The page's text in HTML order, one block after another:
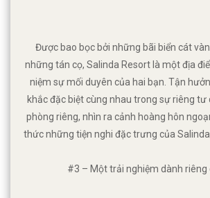
Được bao bọc bởi những bãi biển cát
những tán cọ, Salinda Resort là một địa
niệm sự mối duyên của hai bạn. Tận
khắc đặc biệt cùng nhau trong sự riêng
phòng riêng, nhìn ra cảnh hoàng hôn
thức những tiện nghi đặc trưng của
các lựa chọn phòng cho kì nghỉ
#3 – Một trải nghiệm dành riêng